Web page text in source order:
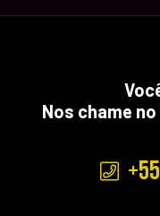
Nos chame